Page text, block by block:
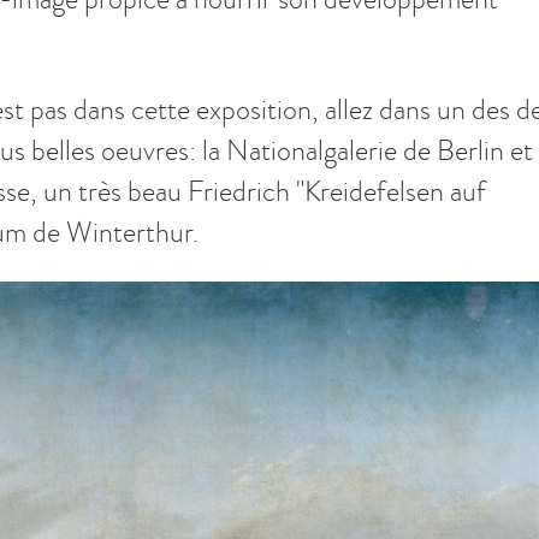
pas dans cette exposition, allez dans un des
belles oeuvres: la Nationalgalerie de Berlin et
un très beau Friedrich "Kreidefelsen auf
de Winterthur.